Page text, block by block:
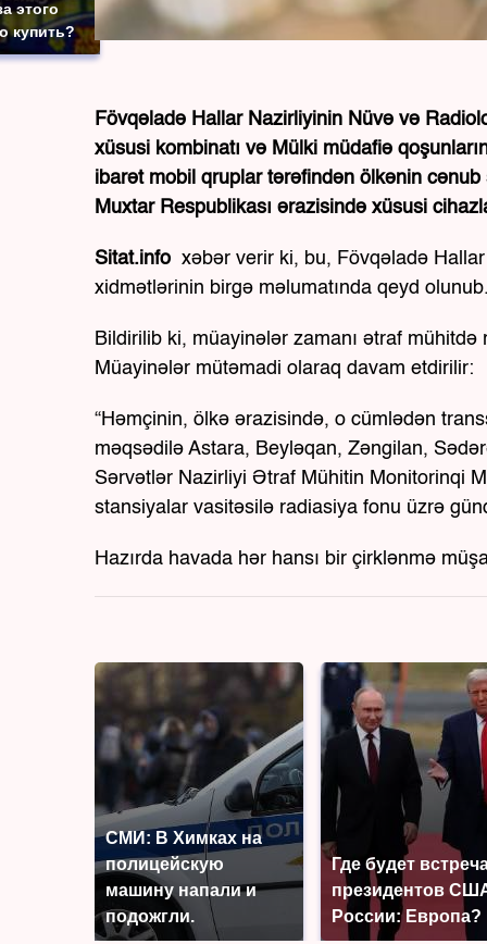
этого
купить?
Fövqəladə Hallar Nazirliyinin Nüvə və
xüsusi kombinatı və Mülki müdafiə
ibarət mobil qruplar tərəfindən ölkənin
Muxtar Respublikası ərazisində xüsusi
Sitat.info xəbər verir ki, bu, Fövqəladə
xidmətlərinin birgə məlumatında qeyd olunub.
Bildirilib ki, müayinələr zamanı ətraf
Müayinələr mütəmadi olaraq davam etdirilir:
“Həmçinin, ölkə ərazisində, o cümlədən
məqsədilə Astara, Beyləqan, Zəngilan,
Sərvətlər Nazirliyi Ətraf Mühitin Monitorinqi
stansiyalar vasitəsilə radiasiya fonu üzrə
Hazırda havada hər hansı bir çirklənmə
СМИ: В Химках на
полицейскую
машину напали и
подожгли.
Где будет
президентов
России: Европа?